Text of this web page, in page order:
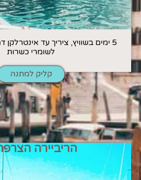
5 ימים בשוויץ, ציריך עד
לשומרי כשרות
קליק למתנה
הריביירה